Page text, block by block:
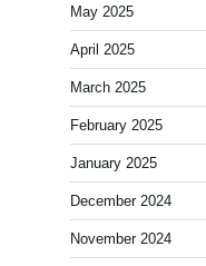
May 2025
April 2025
March 2025
February 2025
January 2025
December 2024
November 2024